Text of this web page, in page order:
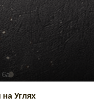
6а
Углях